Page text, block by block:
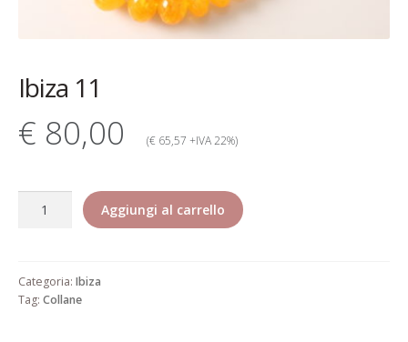
Contatti
Gioielli alta bigiotteria di lusso
Il mio account
Ibiza 11
€ 80,00 (€ 65,57 +IVA 22%)
Aggiungi al carrello
Categoria: Ibiza
Tag: Collane